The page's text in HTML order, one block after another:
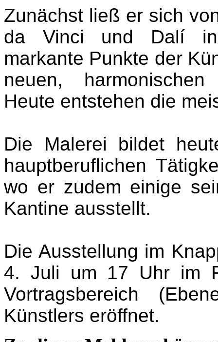
Zunächst ließ er sich
da Vinci und Dalí
markante Punkte der
neuen,
Heute entstehen die
Die Malerei bildet
hauptberuflichen
wo er zudem einige
Kantine ausstellt.
Die Ausstellung im
4. Juli um 17 Uhr im
Vortragsbereich
Künstlers eröffnet.